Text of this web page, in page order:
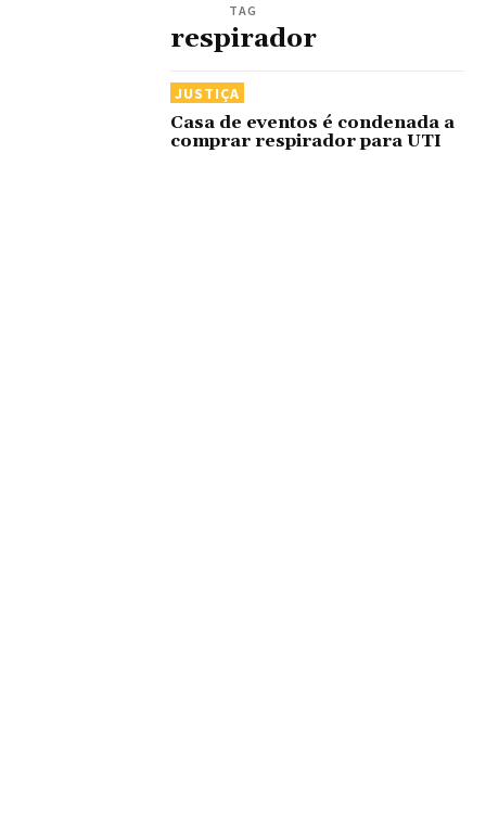
TAG
respirador
JUSTIÇA
Casa de eventos é condenada a
comprar respirador para UTI